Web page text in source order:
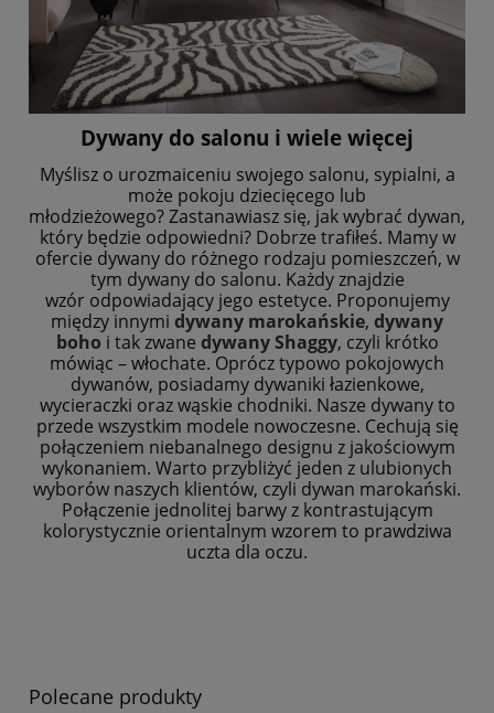
Dywany do salonu i wiele więcej
Myślisz o urozmaiceniu swojego salonu, sypialni, a
może pokoju dziecięcego lub
młodzieżowego?Zastanawiasz się, jak wybrać dywan,
który będzie odpowiedni? Dobrze trafiłeś. Mamy w
ofercie dywany do różnego rodzaju pomieszczeń, w
tym dywany do salonu. Każdy znajdzie
wzór odpowiadający jego estetyce. Proponujemy
między innymi dywany marokańskie, dywany
boho i tak zwane dywany Shaggy, czyli krótko
mówiąc – włochate. Oprócz typowo pokojowych
dywanów, posiadamy dywaniki łazienkowe,
wycieraczki oraz wąskie chodniki. Nasze dywany to
przede wszystkim modele nowoczesne. Cechują się
połączeniem niebanalnego designu z jakościowym
wykonaniem. Warto przybliżyć jeden z ulubionych
wyborów naszych klientów, czyli dywan marokański.
Połączenie jednolitej barwy z kontrastującym
kolorystycznie orientalnym wzorem to prawdziwa
uczta dla oczu.
Polecane produkty